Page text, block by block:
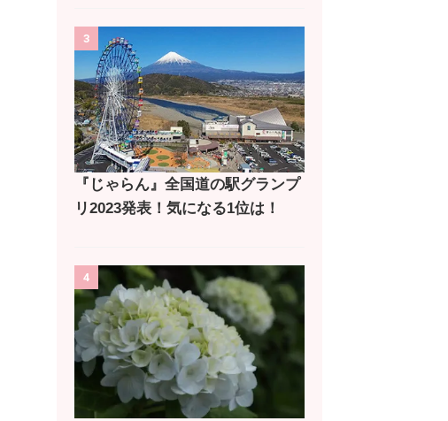
3
『じゃらん』全国道の駅グランプ
リ2023発表！気になる1位は！
4